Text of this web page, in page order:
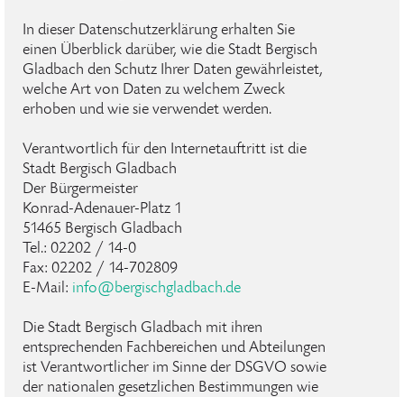
In dieser Datenschutzerklärung erhalten Sie
einen Überblick darüber, wie die Stadt Bergisch
Gladbach den Schutz Ihrer Daten gewährleistet,
welche Art von Daten zu welchem Zweck
erhoben und wie sie verwendet werden.
Verantwortlich für den Internetauftritt ist die
Stadt Bergisch Gladbach
Der Bürgermeister
Konrad-Adenauer-Platz 1
51465 Bergisch Gladbach
Tel.: 02202 / 14-0
Fax: 02202 / 14-702809
E-Mail: info@bergischgladbach.de
Die Stadt Bergisch Gladbach mit ihren
entsprechenden Fachbereichen und Abteilungen
ist Verantwortlicher im Sinne der DSGVO sowie
der nationalen gesetzlichen Bestimmungen wie